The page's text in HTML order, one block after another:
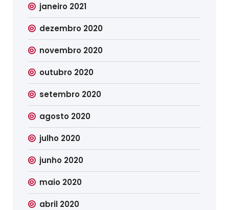
janeiro 2021
dezembro 2020
novembro 2020
outubro 2020
setembro 2020
agosto 2020
julho 2020
junho 2020
maio 2020
abril 2020